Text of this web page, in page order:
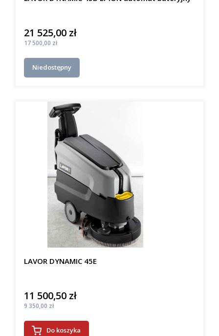
Cena
21 525,00 zł
Cena
17 500,00 zł
Niedostępny
LAVOR DYNAMIC 45E
Cena
11 500,50 zł
Cena
9 350,00 zł
Do koszyka